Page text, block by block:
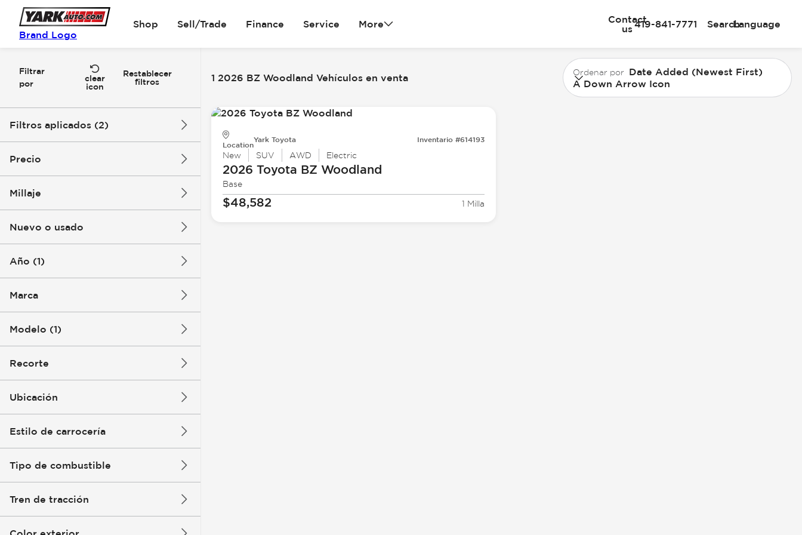
Brand Logo
Shop Sell/Trade Finance Service More
Contact
us419-841-7771 SearchLanguage
Filtrar
por
clear
icon
Restablecer
filtros
Filtros aplicados (2)
2026
Precio
Millaje
Nuevo o usado
Año (1)
Marca
Modelo (1)
Recorte
Ubicación
Estilo de carrocería
Tipo de combustible
Tren de tracción
1 2026 BZ Woodland Vehículos en venta Ordenar por Date Added (Newest First)
A Down Arrow Icon
Location
Yark Toyota Inventario #614193
New SUV AWD Electric
2026 Toyota BZ Woodland
Base
$48,582 1 Milla